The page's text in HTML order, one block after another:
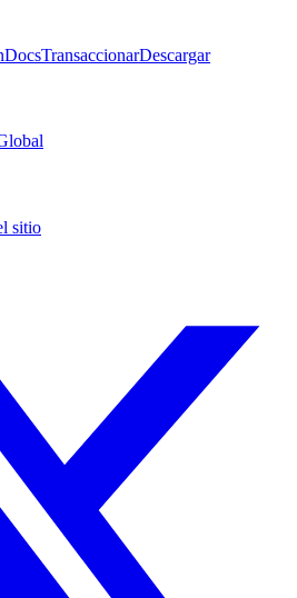
DocsTransaccionarDescargar
sitio